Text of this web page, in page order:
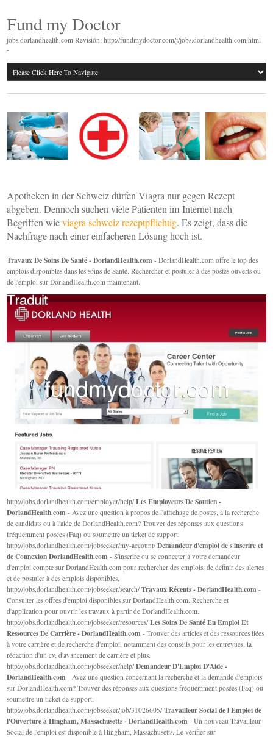
Fund my Doctor
jobs.dorlandhealth.com Revisión: http://fundmydoctor.com/j/jobs.dorlandhealth.com.html
-
Apotheken in der Schweiz dürfen Viagra nur gegen Rezept
abgeben. Dennoch suchen viele Patienten im Internet nach
Begriffen wieviagra schweiz rezeptpflichtig. Es zeigt, dass die
Nachfrage nach einer einfacheren Lösung hoch ist.
Travaux De Soins De Santé - DorlandHealth.com - DorlandHealth.com offre le top des
emplois disponibles dans les soins de Santé. Rechercher et postuler à des postes ouverts ou
de l'emploi sur DorlandHealth.com maintenant.
http://jobs.dorlandhealth.com/employer/help/Les Employeurs De Soutien -
DorlandHealth.com - Avez une question à propos de l'affichage de postes, à la recherche
de candidats ou à l'aide de DorlandHealth.com? Trouver des réponses aux questions
fréquemment posées (Faq) ou soumettre un ticket de support.
http://jobs.dorlandhealth.com/jobseeker/my-account/Demandeur d'emploi de s'inscrire et
de Connexion DorlandHealth.com - S'inscrire ou se connecter à votre demandeur
d'emploi compte sur DorlandHealth.com pour rechercher des emplois, de définir des alertes
et de postuler à des emplois disponibles.
http://jobs.dorlandhealth.com/jobseeker/search/Travaux Récents - DorlandHealth.com -
Consulter les offres d'emploi disponibles sur DorlandHealth.com. Recherche et
d'application pour ouvrir les travaux à partir de DorlandHealth.com.
http://jobs.dorlandhealth.com/jobseeker/resources/Les Soins De Santé En Emploi Et
Ressources De Carrière - DorlandHealth.com - Trouver des articles et des ressources liées
à votre carrière et de recherche d'emploi, notamment des conseils pour les entrevues, la
rédaction d'un cv, d'avancement de carrière et plus.
http://jobs.dorlandhealth.com/jobseeker/help/Demandeur D'Emploi D'Aide -
DorlandHealth.com - Avez une question concernant la recherche et la demande d'emplois
sur DorlandHealth.com? Trouver des réponses aux questions fréquemment posées (Faq) ou
soumettre un ticket de support.
http://jobs.dorlandhealth.com/jobseeker/job/31026605/Travailleur Social de l'Emploi de
l'Ouverture à Hingham, Massachusetts - DorlandHealth.com - Un nouveau Travailleur
Social de l'emploi est disponible à Hingham, Massachusetts. Le vérifier sur